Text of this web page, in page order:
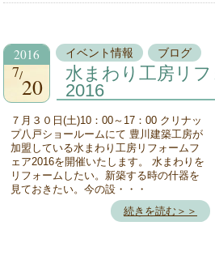
2016
7
20
イベント情報 ブログ
水まわり工房リ
2016
７月３０日(土)10：00～17：00 クリナッ
プ八戸ショールームにて 豊川建築工房が
加盟している水まわり工房リフォームフ
ェア2016を開催いたします。 水まわりを
リフォームしたい。新築する時の什器を
見ておきたい。今の設・・・
続きを読む＞＞